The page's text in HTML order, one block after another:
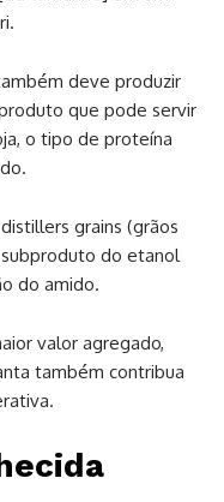
deve produzir
que pode servir
o tipo de proteína
grains (grãos
do etanol
do amido.
valor agregado,
também contribua